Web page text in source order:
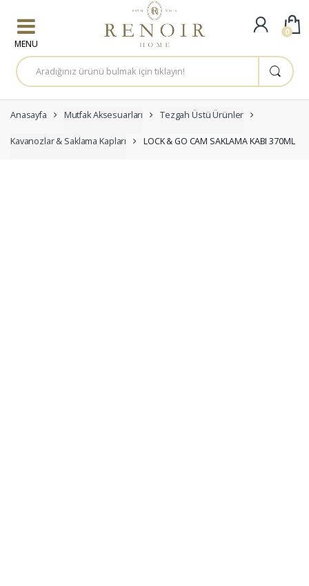
A
r
a
a
:
Anasayfa Mutfak Aksesuarları Tezgah Üstü Ürünler
Kavanozlar & Saklama Kapları LOCK & GO CAM SAKLAMA KABI 370ML
0